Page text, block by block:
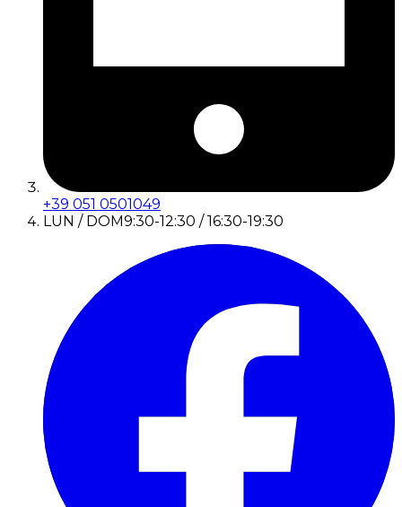
+39 051 0501049
LUN / DOM9:30-12:30 / 16:30-19:30